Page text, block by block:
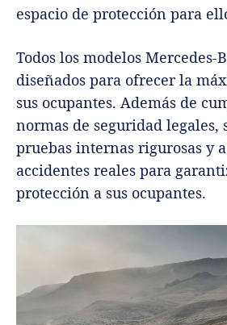
espacio de protección para
Todos los modelos Mercedes-
diseñados para ofrecer la
sus ocupantes. Además de
normas de seguridad legales,
pruebas internas rigurosas y
accidentes reales para
protección a sus ocupantes.